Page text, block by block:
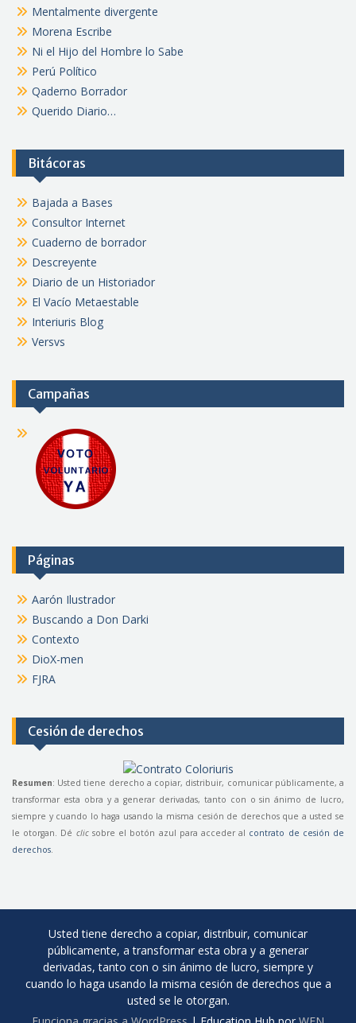
Mentalmente divergente
Morena Escribe
Ni el Hijo del Hombre lo Sabe
Perú Político
Qaderno Borrador
Querido Diario…
Bitácoras
Bajada a Bases
Consultor Internet
Cuaderno de borrador
Descreyente
Diario de un Historiador
El Vacío Metaestable
Interiuris Blog
Versvs
Campañas
Páginas
Aarón Ilustrador
Buscando a Don Darki
Contexto
DioX-men
FJRA
Cesión de derechos
Resumen: Usted tiene derecho a copiar, distribuir, comunicar públicamente, a
transformar esta obra y a generar derivadas, tanto con o sin ánimo de lucro,
siempre y cuando lo haga usando la misma cesión de derechos que a usted se
le otorgan. Dé clicsobre el botón azul para acceder al contrato de cesión de
derechos
Usted tiene derecho a copiar, distribuir, comunicar
públicamente, a transformar esta obra y a generar
derivadas, tanto con o sin ánimo de lucro, siempre y
cuando lo haga usando la misma cesión de derechos que a
usted se le otorgan.